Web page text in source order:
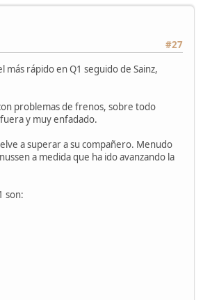
#27
más rápido en Q1 seguido de Sainz,
problemas de frenos, sobre todo
y muy enfadado.
a superar a su compañero. Menudo
a medida que ha ido avanzando la
son: